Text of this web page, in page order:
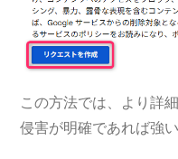
この方法では、より詳
侵害が明確であれば強